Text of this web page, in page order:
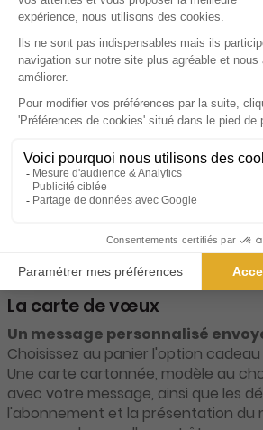
La carte de vœux
Un message personnalisé
Choisissez au panier l'option
Une carte cartonnée, modèle au
avec votre message, ainsi que les
l'abonnement et la présentation du